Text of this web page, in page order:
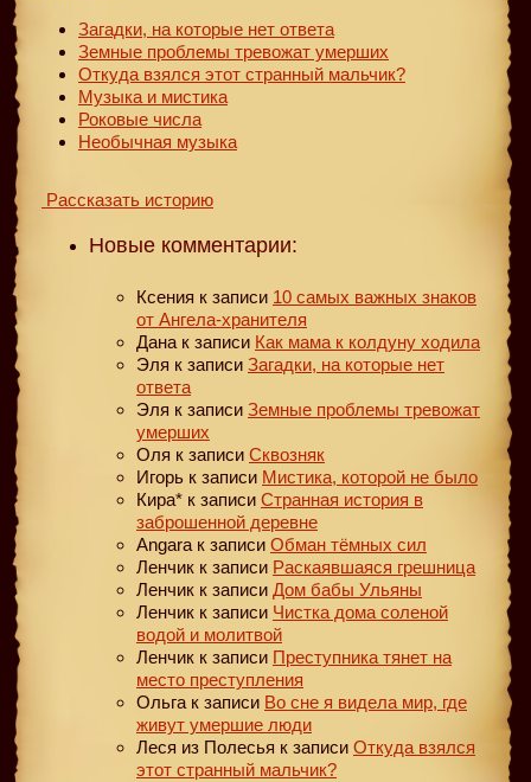
Загадки, на которые нет ответа
Земные проблемы тревожат умерших
Откуда взялся этот странный мальчик?
Музыка и мистика
Роковые числа
Необычная музыка
Рассказать историю
Новые комментарии:
Ксения к записи 10 самых важных знаков
от Ангела-хранителя
Дана к записи Как мама к колдуну ходила
Эля к записи Загадки, на которые нет
ответа
Эля к записи Земные проблемы тревожат
умерших
Оля к записи Сквозняк
Игорь к записи Мистика, которой не было
Кира* к записи Странная история в
заброшенной деревне
Angara к записи Обман тёмных сил
Ленчик к записи Раскаявшаяся грешница
Ленчик к записи Дом бабы Ульяны
Ленчик к записи Чистка дома соленой
водой и молитвой
Ленчик к записи Преступника тянет на
место преступления
Ольга к записи Во сне я видела мир, где
живут умершие люди
Леся из Полесья к записи Откуда взялся
этот странный мальчик?